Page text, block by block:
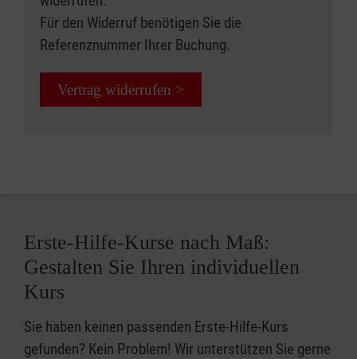
Für den Widerruf benötigen Sie die
Referenznummer Ihrer Buchung.
Vertrag widerrufen >
Erste-Hilfe-Kurse nach Maß:
Gestalten Sie Ihren individuellen
Kurs
Sie haben keinen passenden Erste-Hilfe-Kurs
gefunden? Kein Problem! Wir unterstützen Sie gerne